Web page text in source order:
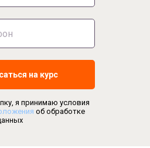
на курс
я принимаю условия
об обработке